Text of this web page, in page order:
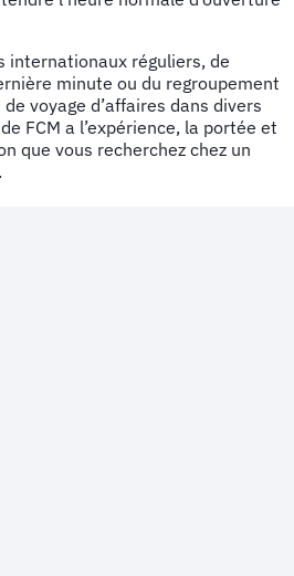
internationaux réguliers, de
minute ou du regroupement
voyage d’affaires dans divers
FCM a l’expérience, la portée et
que vous recherchez chez un